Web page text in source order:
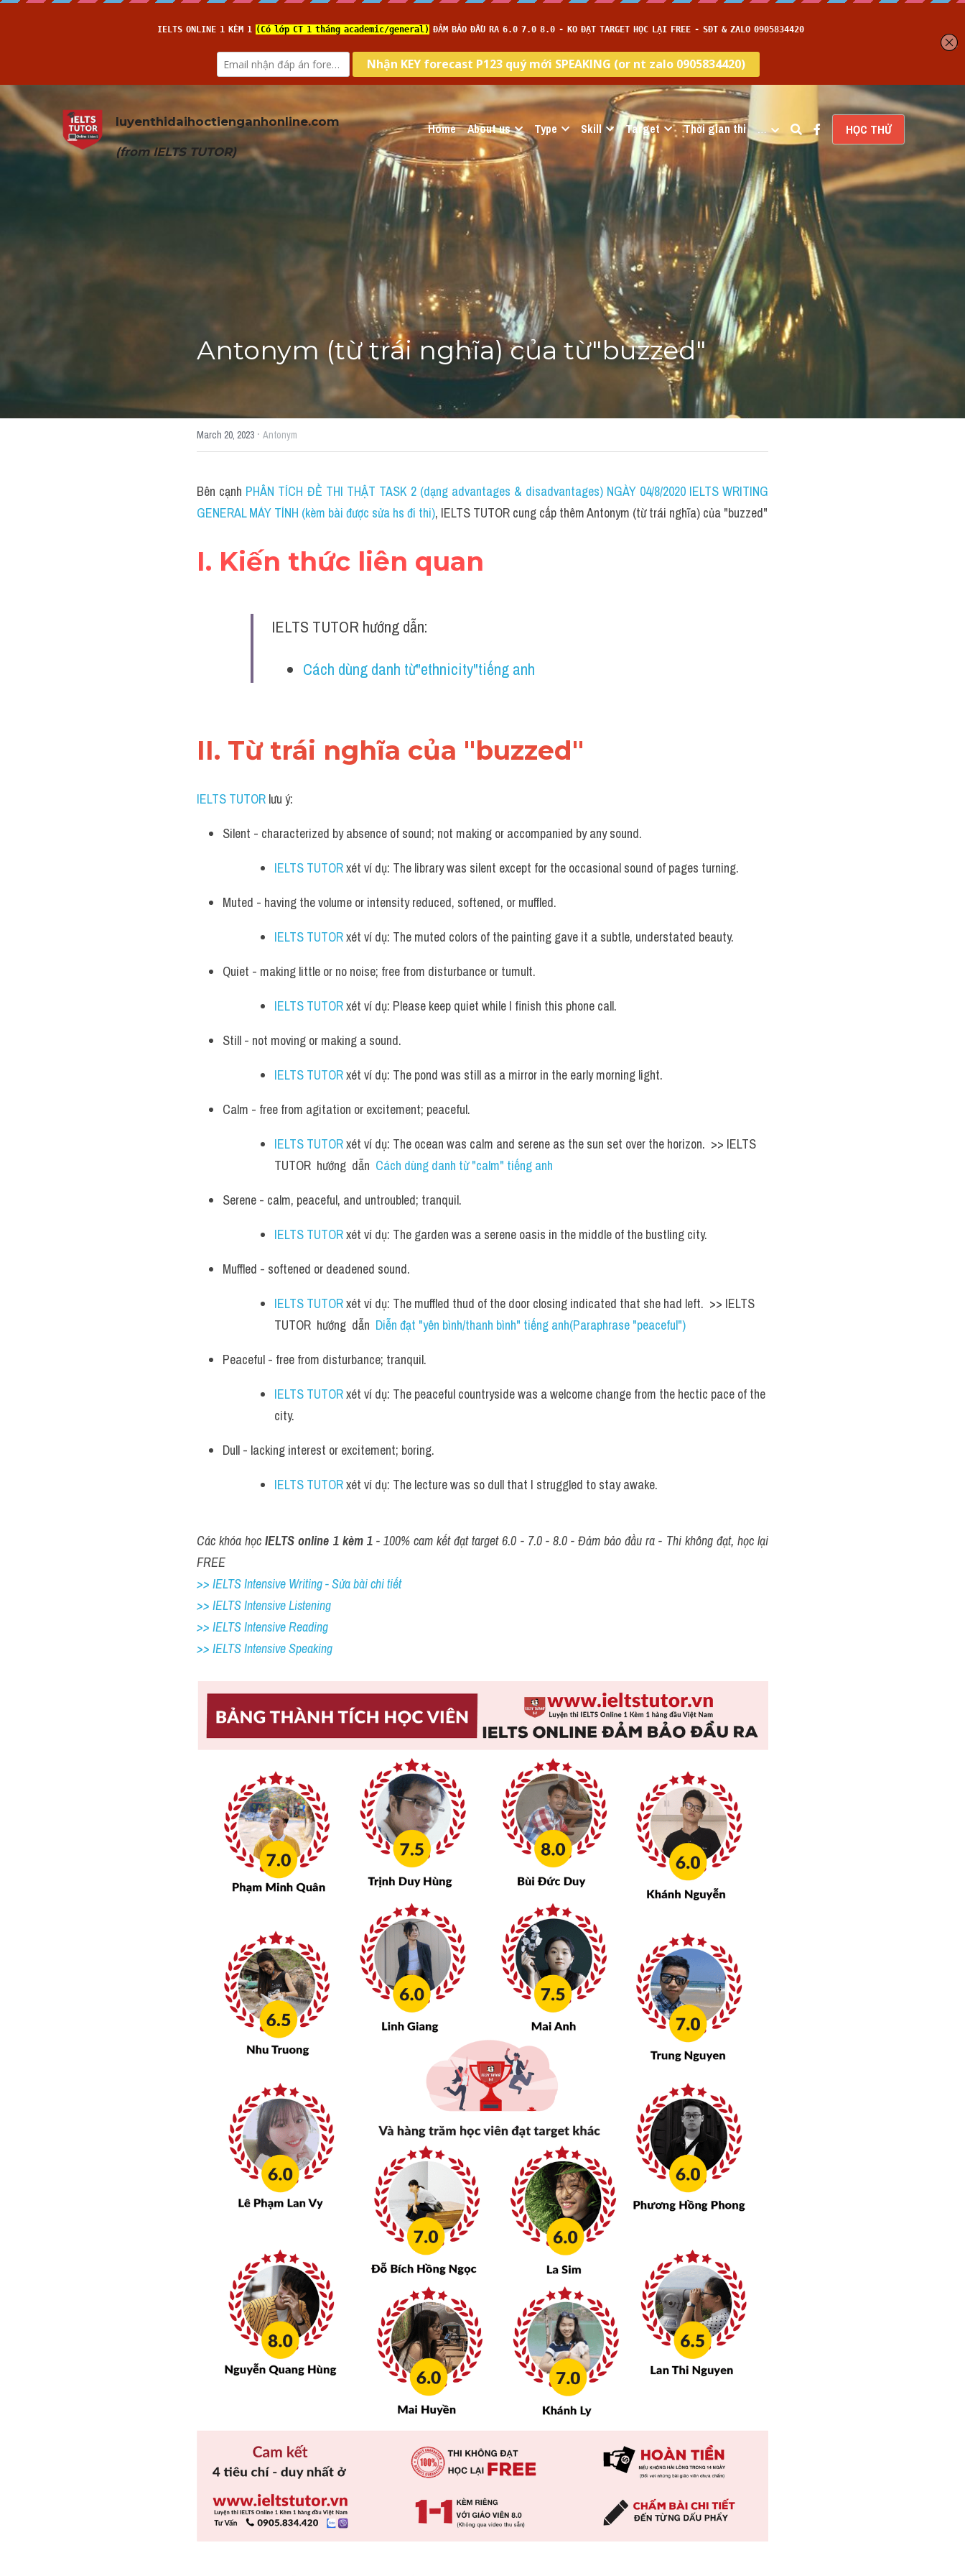
luyenthidaihoctienganhonline.com
(from IELTS TUTOR)
Home About us Type Skill Target Thời gian thi … HỌC THỬ
Antonym (từ trái nghĩa) của từ"buzzed"
March 20, 2023 · Antonym
Bên cạnh PHÂN TÍCH ĐỀ THI THẬT TASK 2 (dạng advantages & disadvantages) NGÀY 04/8/2020 IELTS WRITING
GENERAL MÁY TÍNH (kèm bài được sửa hs đi thi), IELTS TUTOR cung cấp thêm Antonym (từ trái nghĩa) của "buzzed"
I. Kiến thức liên quan
IELTS TUTOR hướng dẫn:
Cách dùng danh từ"ethnicity"tiếng anh
II. Từ trái nghĩa của "buzzed"
IELTS TUTOR lưu ý:
Silent - characterized by absence of sound; not making or accompanied by any sound.
IELTS TUTOR xét ví dụ: The library was silent except for the occasional sound of pages turning.
Muted - having the volume or intensity reduced, softened, or muffled.
IELTS TUTOR xét ví dụ: The muted colors of the painting gave it a subtle, understated beauty.
Quiet - making little or no noise; free from disturbance or tumult.
IELTS TUTOR xét ví dụ: Please keep quiet while I finish this phone call.
Still - not moving or making a sound.
IELTS TUTOR xét ví dụ: The pond was still as a mirror in the early morning light.
Calm - free from agitation or excitement; peaceful.
IELTS TUTOR xét ví dụ: The ocean was calm and serene as the sun set over the horizon.  >> IELTS
TUTOR  hướng  dẫn Cách dùng danh từ "calm" tiếng anh
Serene - calm, peaceful, and untroubled; tranquil.
IELTS TUTOR xét ví dụ: The garden was a serene oasis in the middle of the bustling city.
Muffled - softened or deadened sound.
IELTS TUTOR xét ví dụ: The muffled thud of the door closing indicated that she had left.  >> IELTS
TUTOR  hướng  dẫn Diễn đạt "yên bình/thanh bình" tiếng anh(Paraphrase "peaceful")
Peaceful - free from disturbance; tranquil.
IELTS TUTOR xét ví dụ: The peaceful countryside was a welcome change from the hectic pace of the
city.
Dull - lacking interest or excitement; boring.
IELTS TUTOR xét ví dụ: The lecture was so dull that I struggled to stay awake.
Các khóa học IELTS online 1 kèm 1 - 100% cam kết đạt target 6.0 - 7.0 - 8.0 - Đảm bảo đầu ra - Thi không đạt, học lại
FREE
>> IELTS Intensive Writing - Sửa bài chi tiết
>> IELTS Intensive Listening
>> IELTS Intensive Reading
>> IELTS Intensive Speaking